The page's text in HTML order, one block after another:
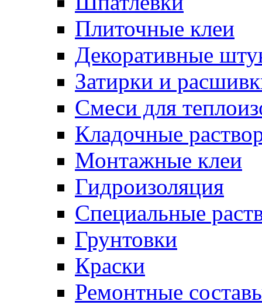
Плиточные клеи
Декоративные
Затирки и
Смеси для
Кладочные
Монтажные клеи
Гидроизоляция
Специальные
Грунтовки
Краски
Ремонтные